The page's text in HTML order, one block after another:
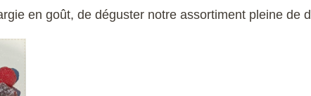
en goût, de déguster notre assortiment pleine de